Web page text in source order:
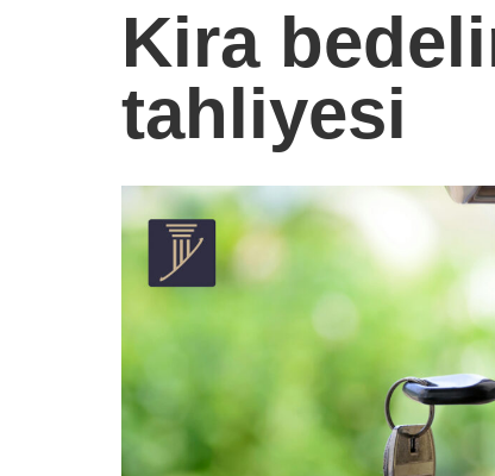
Kira
tahliyesi